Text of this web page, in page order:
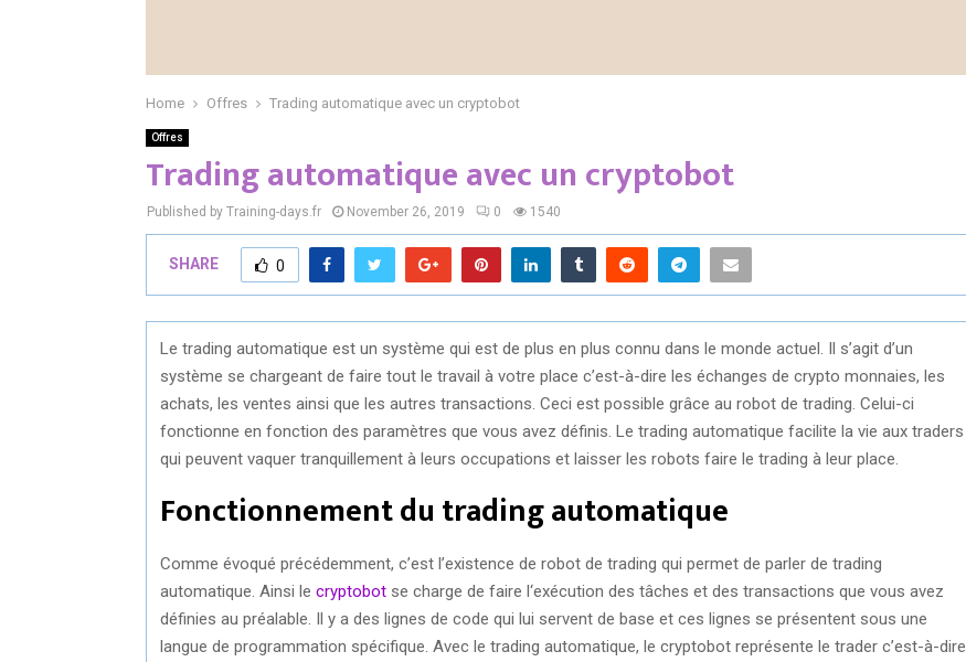
Home Offres Trading automatique avec un cryptobot
Offres
Trading automatique avec un cryptobot
Published by Training-days.fr November 26, 2019 0 1540
SHARE 0
Le trading automatique est un système qui est de plus en plus connu dans le monde actuel. Il s’agit d’un
système se chargeant de faire tout le travail à votre place c’est-à-dire les échanges de crypto monnaies, les
achats, les ventes ainsi que les autres transactions. Ceci est possible grâce au robot de trading. Celui-ci
fonctionne en fonction des paramètres que vous avez définis. Le trading automatique facilite la vie aux traders
qui peuvent vaquer tranquillement à leurs occupations et laisser les robots faire le trading à leur place.
Fonctionnement du trading automatique
Comme évoqué précédemment, c’est l’existence de robot de trading qui permet de parler de trading
automatique. Ainsi le cryptobot se charge de faire l‘exécution des tâches et des transactions que vous avez
définies au préalable. Il y a des lignes de code qui lui servent de base et ces lignes se présentent sous une
langue de programmation spécifique. Avec le trading automatique, le cryptobot représente le trader c’est-à-dire